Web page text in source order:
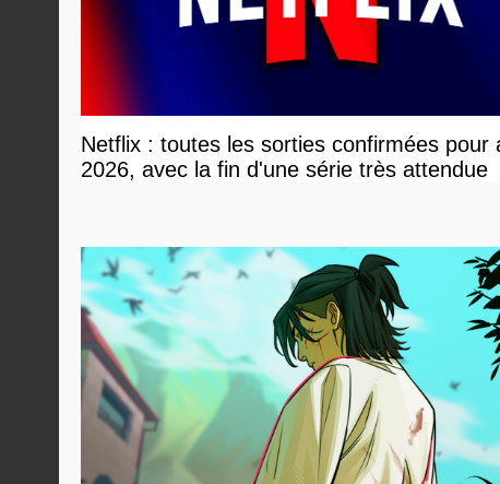
Netflix : toutes les sorties confirmées pour
2026, avec la fin d'une série très attendue